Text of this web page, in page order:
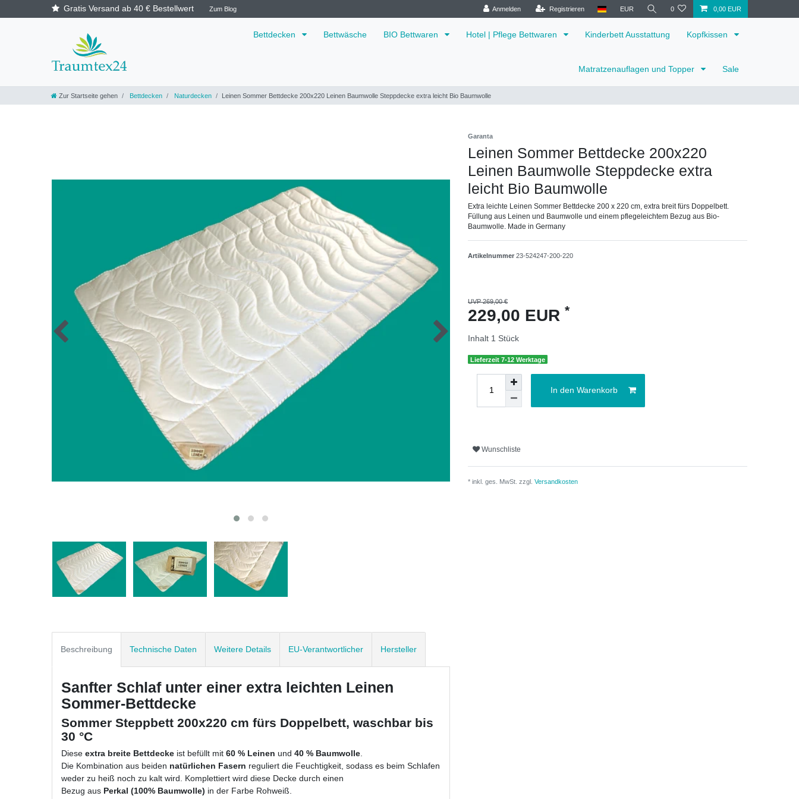
Zum Blog
Gratis Versand ab 40 € Bestellwert Anmelden Registrieren EUR 0 0,00 EUR
Bettdecken Bettwäsche BIO Bettwaren Hotel | Pflege Bettwaren Kinderbett Ausstattung Kopfkissen
Matratzenauflagen und Topper Sale
Zur Startseite gehen Bettdecken Naturdecken Leinen Sommer Bettdecke 200x220 Leinen Baumwolle Steppdecke extra leicht Bio Baumwolle
Garanta
Leinen Sommer Bettdecke 200x220
Leinen Baumwolle Steppdecke extra
leicht Bio Baumwolle
Extra leichte Leinen Sommer Bettdecke 200 x 220 cm, extra breit fürs Doppelbett.
Füllung aus Leinen und Baumwolle und einem pflegeleichtem Bezug aus Bio-
Baumwolle. Made in Germany
Artikelnummer 23-524247-200-220
UVP 269,00 €
229,00 EUR *
Inhalt 1 Stück
Lieferzeit 7-12 Werktage
In den Warenkorb
Wunschliste
* inkl. ges. MwSt. zzgl. Versandkosten
Beschreibung Technische Daten Weitere Details EU-Verantwortlicher Hersteller
Sanfter Schlaf unter einer extra leichten Leinen
Sommer-Bettdecke
Sommer Steppbett 200x220 cm fürs Doppelbett, waschbar bis
30 °C
Diese extra breite Bettdecke ist befüllt mit 60 % Leinen und 40 % Baumwolle
Die Kombination aus beiden natürlichen Fasern reguliert die Feuchtigkeit, sodass es beim Schlafen
weder zu heiß noch zu kalt wird. Komplettiert wird diese Decke durch einen
Bezug aus Perkal (100% Baumwolle) in der Farbe Rohweiß.